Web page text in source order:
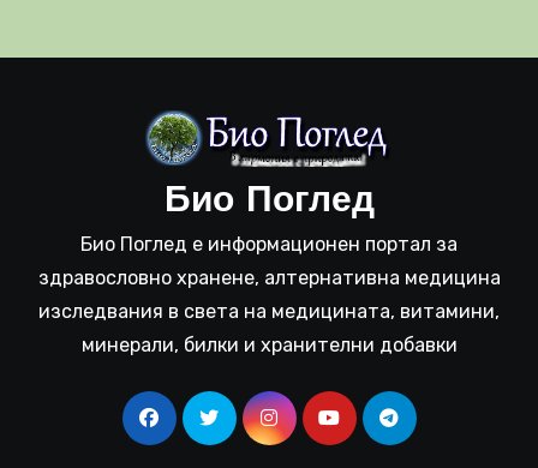
Био Поглед
Био Поглед е информационен портал за
здравословно хранене, алтернативна медицина
изследвания в света на медицината, витамини,
минерали, билки и хранителни добавки